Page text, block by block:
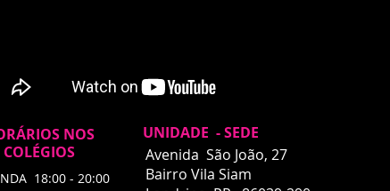
NOS
COLÉGIOS
18:00 - 20:00
Avenida São João, 27
Bairro Vila Siam
UNIDADE - SEDE